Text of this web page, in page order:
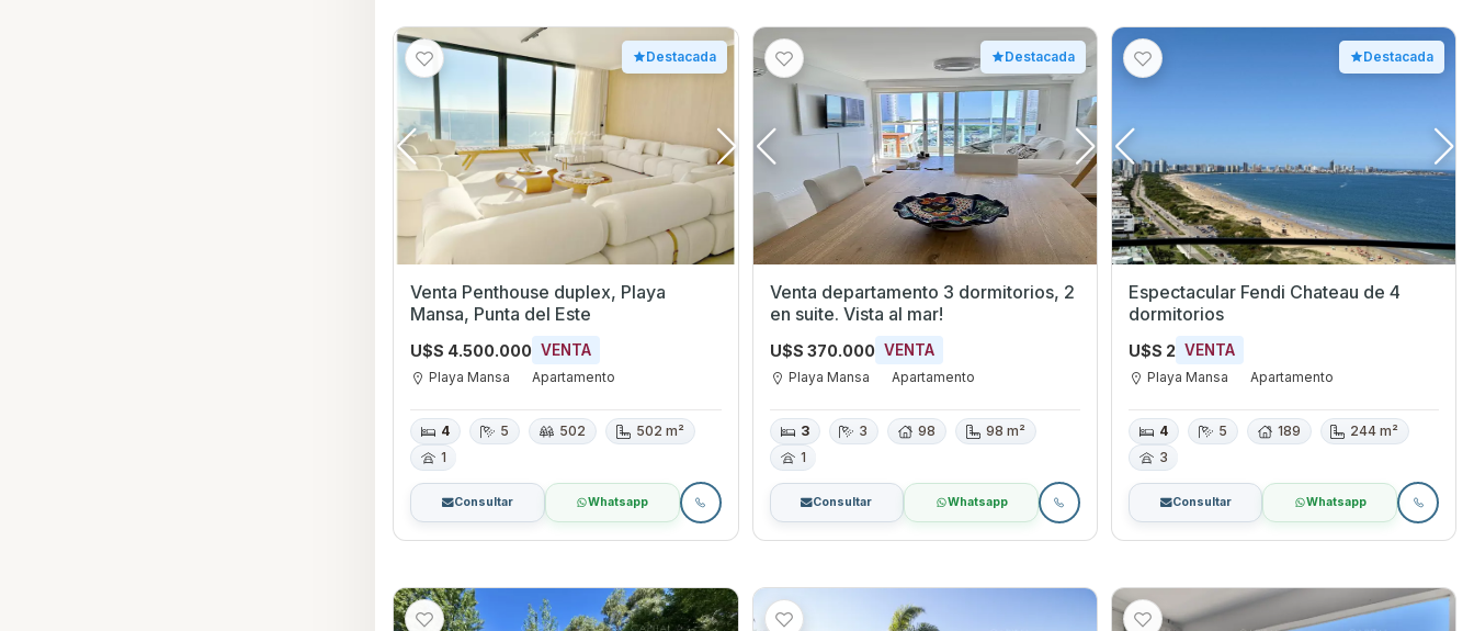
Destacada
Venta Penthouse duplex, Playa
Mansa, Punta del Este
U$S 4.500.000 VENTA
Playa Mansa Apartamento
4 5 502
502 m²
1
Consultar Whatsapp
Destacada
Venta departamento 3 dormitorios, 2
en suite. Vista al mar!
U$S 370.000 VENTA
Playa Mansa Apartamento
3 3 98
98 m²
1
Consultar Whatsapp
Destacada
Espectacular Fendi Chateau de 4
dormitorios
U$S 2 VENTA
Playa Mansa Apartamento
4 5 189
244 m²
3
Consultar Whatsapp